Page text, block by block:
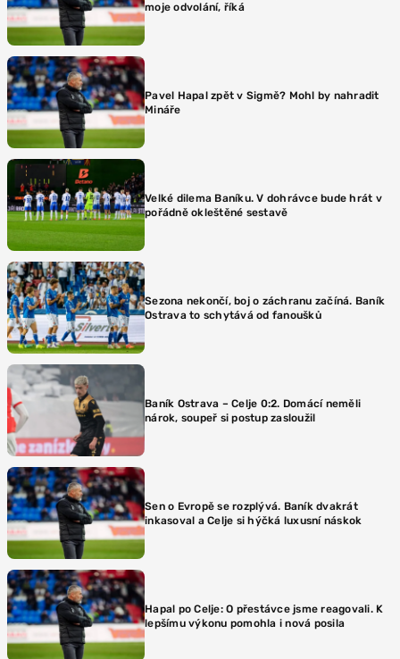
moje odvolání, říká
Pavel Hapal zpět v Sigmě? Mohl by nahradit
Mináře
Velké dilema Baníku. V dohrávce bude hrát v
pořádně okleštěné sestavě
Sezona nekončí, boj o záchranu začíná. Baník
Ostrava to schytává od fanoušků
Baník Ostrava – Celje 0:2. Domácí neměli
nárok, soupeř si postup zasloužil
Sen o Evropě se rozplývá. Baník dvakrát
inkasoval a Celje si hýčká luxusní náskok
Hapal po Celje: O přestávce jsme reagovali. K
lepšímu výkonu pomohla i nová posila